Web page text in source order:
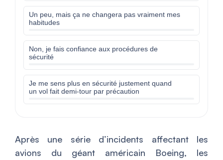
Un peu, mais ça ne changera pas vraiment mes
habitudes
Non, je fais confiance aux procédures de
sécurité
Je me sens plus en sécurité justement quand
un vol fait demi-tour par précaution
Après une série d’incidents affectant les
avions du géant américain Boeing, les